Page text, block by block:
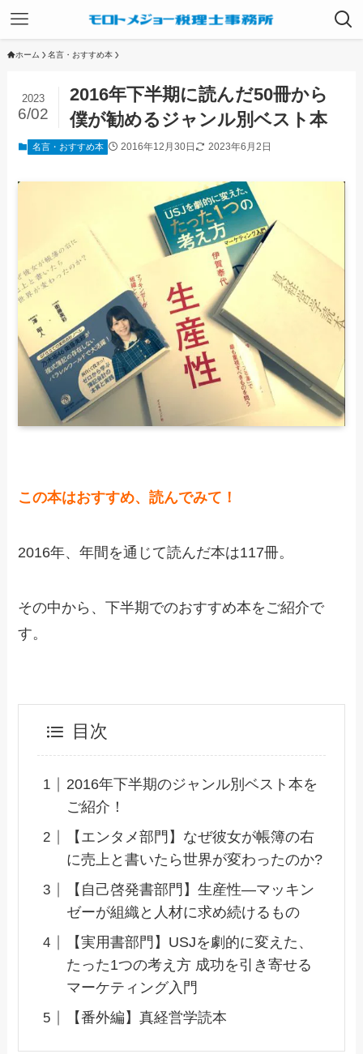
ホーム 名言・おすすめ本
2016年下半期に読んだ50冊から
僕が勧めるジャンル別ベスト本
2023
6/02
名言・おすすめ本 2016年12月30日 2023年6月2日
この本はおすすめ、読んでみて！
2016年、年間を通じて読んだ本は117冊。
その中から、下半期でのおすすめ本をご紹介で
す。
目次
2016年下半期のジャンル別ベスト本を
ご紹介！
【エンタメ部門】なぜ彼女が帳簿の右
に売上と書いたら世界が変わったのか?
【自己啓発書部門】生産性―マッキン
ゼーが組織と人材に求め続けるもの
【実用書部門】USJを劇的に変えた、
たった1つの考え方 成功を引き寄せる
マーケティング入門
【番外編】真経営学読本